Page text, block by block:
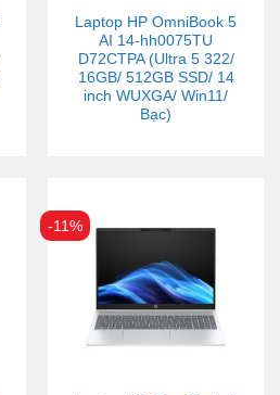
Laptop HP OmniBook 5
AI 14-hh0075TU
D72CTPA (Ultra 5 322/
16GB/ 512GB SSD/ 14
inch WUXGA/ Win11/
Bạc)
-11%